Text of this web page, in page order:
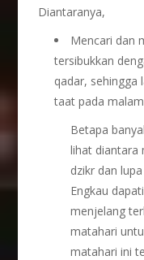
Diantaranya,
Mencari dan
tersibukkan
qadar, sehingga
taat pada
Betapa
lihat diantara
dzikr dan
Engkau
menjelang
matahari
matahari ini